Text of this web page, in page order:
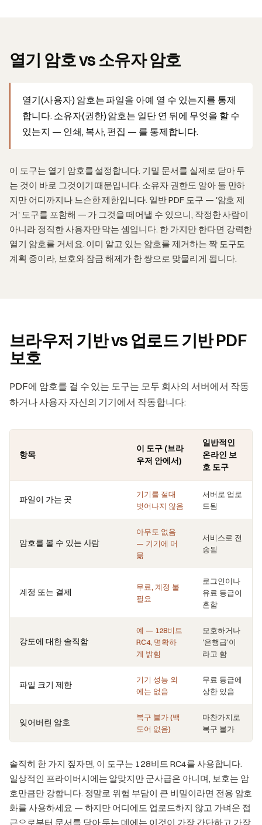
열기 암호 vs 소유자 암호
열기(사용자) 암호는 파일을 아예 열 수 있는지를 통제
합니다. 소유자(권한) 암호는 일단 연 뒤에 무엇을 할 수
있는지 — 인쇄, 복사, 편집 — 를 통제합니다.
이 도구는 열기 암호를 설정합니다. 기밀 문서를 실제로 닫아 두
는 것이 바로 그것이기 때문입니다. 소유자 권한도 알아 둘 만하
지만 어디까지나 느슨한 제한입니다. 일반 PDF 도구 — '암호 제
거' 도구를 포함해 — 가 그것을 떼어낼 수 있으니, 작정한 사람이
아니라 정직한 사용자만 막는 셈입니다. 한 가지만 한다면 강력한
열기 암호를 거세요. 이미 알고 있는 암호를 제거하는 짝 도구도
계획 중이라, 보호와 잠금 해제가 한 쌍으로 맞물리게 됩니다.
브라우저 기반 vs 업로드 기반 PDF
보호
PDF에 암호를 걸 수 있는 도구는 모두 회사의 서버에서 작동
하거나 사용자 자신의 기기에서 작동합니다:
항목
이 도구 (브라
우저 안에서)
일반적인
온라인 보
호 도구
파일이 가는 곳
기기를 절대
벗어나지 않음
서버로 업로
드됨
암호를 볼 수 있는 사람
아무도 없음
— 기기에 머
묾
서비스로 전
송됨
계정 또는 결제
무료, 계정 불
필요
로그인이나
유료 등급이
흔함
강도에 대한 솔직함
예 — 128비트
RC4, 명확하
게 밝힘
모호하거나
'은행급'이
라고 함
파일 크기 제한
기기 성능 외
에는 없음
무료 등급에
상한 있음
잊어버린 암호
복구 불가 (백
도어 없음)
마찬가지로
복구 불가
솔직히 한 가지 짚자면, 이 도구는 128비트 RC4를 사용합니다.
일상적인 프라이버시에는 알맞지만 군사급은 아니며, 보호는 암
호만큼만 강합니다. 정말로 위험 부담이 큰 비밀이라면 전용 암호
화를 사용하세요 — 하지만 어디에도 업로드하지 않고 가벼운 접
근으로부터 문서를 닫아 두는 데에는 이것이 가장 간단하고 가장